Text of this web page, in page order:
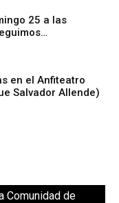
25 a las
en el Anfiteatro
Salvador Allende)
Comunidad de